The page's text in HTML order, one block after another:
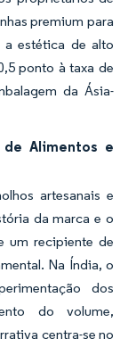
premium para
a estética de alto
ponto à taxa de
da Ásia-
Alimentos e
artesanais e
da marca e o
um recipiente de
Na Índia, o
dos
do volume,
centra-se no